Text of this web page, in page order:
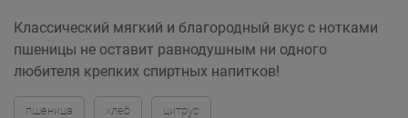
Классический мягкий и благородный вкус с нотками
пшеницы не оставит равнодушным ни одного
любителя крепких спиртных напитков!
пшеница хлеб цитрус